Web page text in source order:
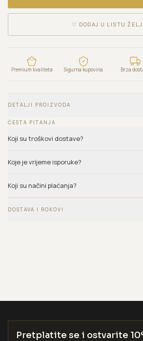
♡ DODAJ U LISTU
Premium kvaliteta Sigurna kupovina Brza
DETALJI PROIZVODA
ČESTA PITANJA
Koji su troškovi dostave?
Koje je vrijeme isporuke?
Koji su načini plaćanja?
DOSTAVA I ROKOVI
Pretplatite se i ostvarite